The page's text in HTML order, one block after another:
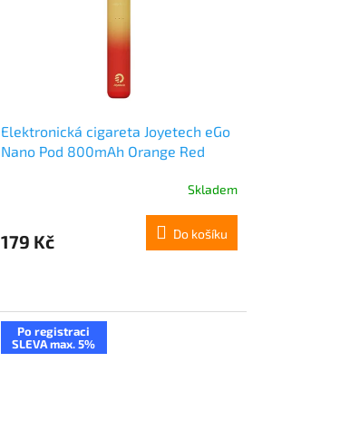
Elektronická cigareta Joyetech eGo
Nano Pod 800mAh Orange Red
Skladem
179 Kč Do košíku
Po registraci
SLEVA max. 5%